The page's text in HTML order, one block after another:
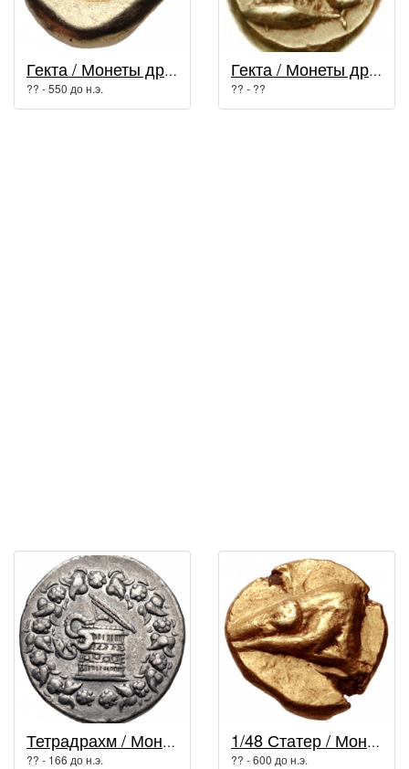
Гекта / Монеты древней Греции
?? - 550 до н.э.
Гекта / Монеты древней Греции
?? - ??
Тетрадрахм / Монеты древней Греции
?? - 166 до н.э.
1/48 Статер / Монеты древней Греции
?? - 600 до н.э.